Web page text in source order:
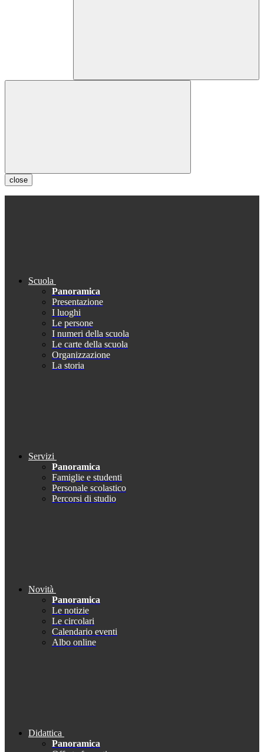
close
Scuola
Panoramica
Presentazione
I luoghi
Le persone
I numeri della scuola
Le carte della scuola
Organizzazione
La storia
Servizi
Panoramica
Famiglie e studenti
Personale scolastico
Percorsi di studio
Novità
Panoramica
Le notizie
Le circolari
Calendario eventi
Albo online
Didattica
Panoramica